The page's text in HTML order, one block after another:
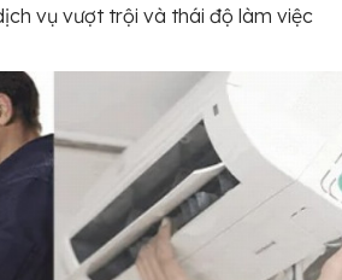
vụ vượt trội và thái độ làm việc